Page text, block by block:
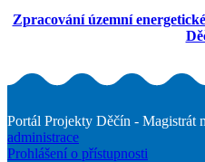
Zpracování územní
Portál Projekty Děčín - Magistrát
administrace
Prohlášení o přístupnosti